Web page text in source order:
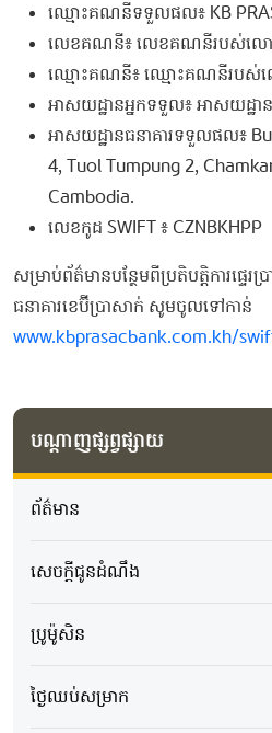
ឈ្មោះគណនីទទួលផល៖ KB
លេខគណនី៖ លេខគណនីរបស់លោ
ឈ្មោះគណនី៖ ឈ្មោះគណនីរបស់ល
អាសយដ្ឋានអ្នកទទួល៖ អាសយដ្ឋា
អាសយដ្ឋានធនាគារទទួលផល៖
4, Tuol Tumpung 2,
Cambodia.
លេខកូដ SWIFT ៖ CZNBKHPP
សម្រាប់ព័ត៌មានបន្ថែមពីប្រតិបត្តិការផ្ទេ
ធនាគារខេប៊ីប្រាសាក់ សូមចូលទៅកាន់
www.kbprasacbank.com.kh/
បណ្តាញផ្សព្វផ្សាយ
ព័ត៌មាន
សេចក្ដីជូនដំណឹង
ប្រូម៉ូសិន
ថ្ងៃឈប់សម្រាក